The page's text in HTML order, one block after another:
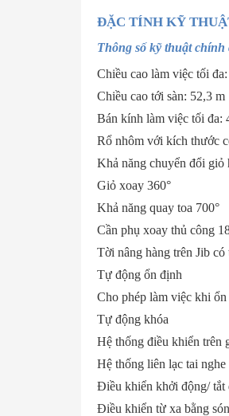
ĐẶC TÍNH KỸ
Thông số kỹ thuật
Chiều cao làm việc tối
Chiều cao tới sàn: 52,3 m
Bán kính làm việc tối đa:
Rổ nhôm với kích thước
Khả năng chuyển đổi giỏ
Giỏ xoay 360°
Khả năng quay toa 700°
Cần phụ xoay thủ công
Tời nâng hàng trên Jib có
Tự động ổn định
Cho phép làm việc khi
Tự động khóa
Hệ thống điều khiển trên
Hệ thống liên lạc tai
Điều khiển khởi động/ tắt
Điều khiển từ xa bằng